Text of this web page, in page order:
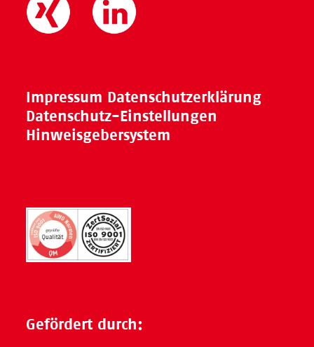
Impressum Datenschutzerklärung
Datenschutz-Einstellungen
Hinweisgebersystem
Gefördert durch: